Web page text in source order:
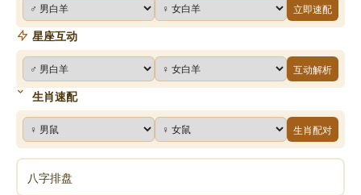
立即速配
星座互动
互动解析
生肖速配
生肖配对
八字排盘